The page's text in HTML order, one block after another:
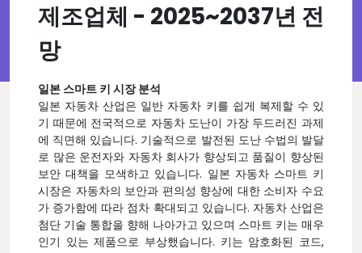
제조업체 - 2025~2037년 전
망
일본 스마트 키 시장 분석
일본 자동차 산업은 일반 자동차 키를 쉽게 복제할 수 있
기 때문에 전국적으로 자동차 도난이 가장 두드러진 과제
에 직면해 있습니다. 기술적으로 발전된 도난 수법의 발달
로 많은 운전자와 자동차 회사가 향상되고 품질이 향상된
보안 대책을 모색하고 있습니다. 일본 자동차 스마트 키
시장은 자동차의 보안과 편의성 향상에 대한 소비자 수요
가 증가함에 따라 점차 확대되고 있습니다. 자동차 산업은
첨단 기술 통합을 향해 나아가고 있으며 스마트 키는 매우
인기 있는 제품으로 부상했습니다. 키는 암호화된 코드,